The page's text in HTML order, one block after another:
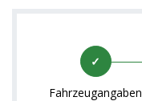
Fahrzeugangaben